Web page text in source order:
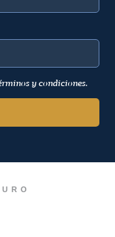
y condiciones.